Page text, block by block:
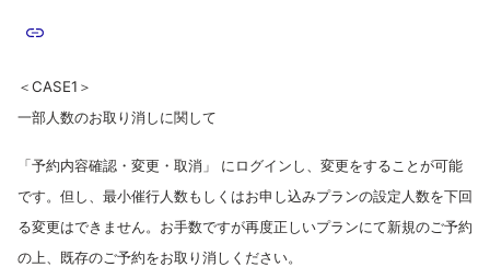
＜CASE1＞
一部人数のお取り消しに関して
「予約内容確認・変更・取消」 にログインし、変更をすることが可能
です。但し、最小催行人数もしくはお申し込みプランの設定人数を下回
る変更はできません。お手数ですが再度正しいプランにて新規のご予約
の上、既存のご予約をお取り消しください。